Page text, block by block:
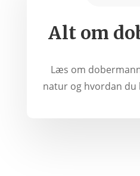
Alt om
Læs om
natur og hvordan